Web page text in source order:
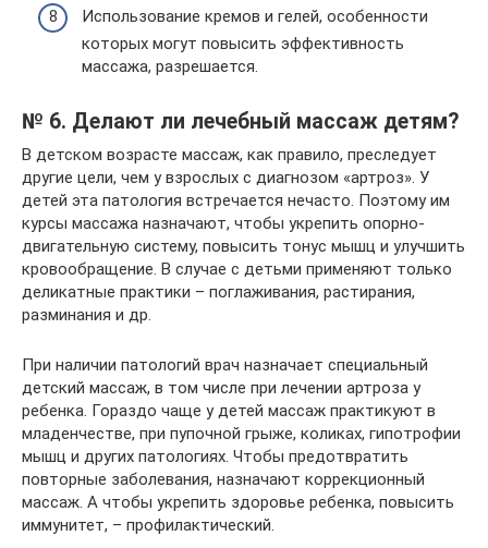
Использование кремов и гелей, особенности
которых могут повысить эффективность
массажа, разрешается.
№ 6. Делают ли лечебный массаж детям?
В детском возрасте массаж, как правило, преследует
другие цели, чем у взрослых с диагнозом «артроз». У
детей эта патология встречается нечасто. Поэтому им
курсы массажа назначают, чтобы укрепить опорно-
двигательную систему, повысить тонус мышц и улучшить
кровообращение. В случае с детьми применяют только
деликатные практики – поглаживания, растирания,
разминания и др.
При наличии патологий врач назначает специальный
детский массаж, в том числе при лечении артроза у
ребенка. Гораздо чаще у детей массаж практикуют в
младенчестве, при пупочной грыже, коликах, гипотрофии
мышц и других патологиях. Чтобы предотвратить
повторные заболевания, назначают коррекционный
массаж. А чтобы укрепить здоровье ребенка, повысить
иммунитет, – профилактический.